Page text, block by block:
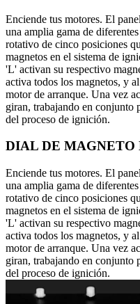
Enciende tus motores. El
una amplia gama de
rotativo de cinco posiciones
magnetos en el sistema de
'L' activan su respectivo
activa todos los magnetos, y
motor de arranque. Una vez
giran, trabajando en conjunto
del proceso de ignición.
DIAL DE MAGNETO
Enciende tus motores. El
una amplia gama de
rotativo de cinco posiciones
magnetos en el sistema de
'L' activan su respectivo
activa todos los magnetos, y
motor de arranque. Una vez
giran, trabajando en conjunto
del proceso de ignición.